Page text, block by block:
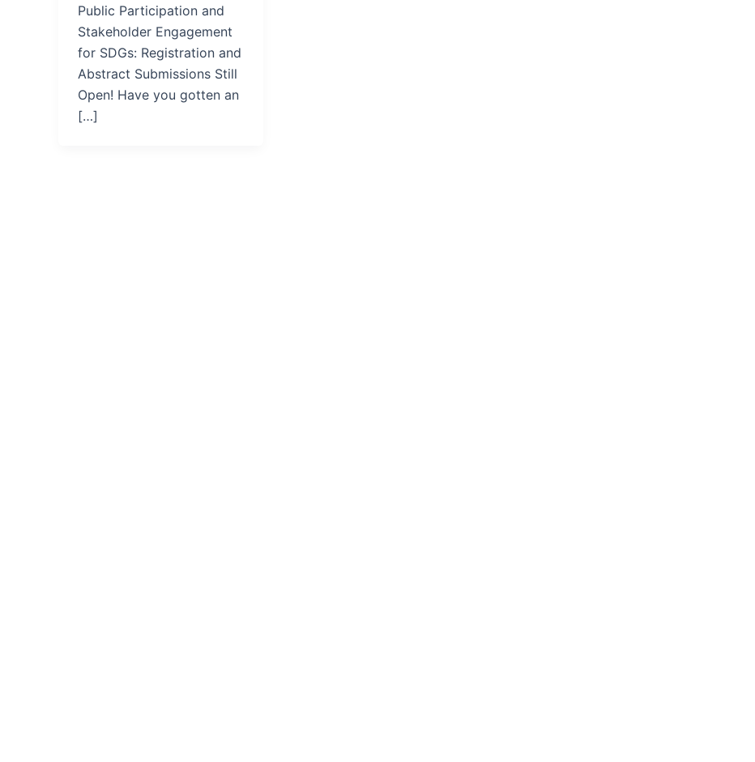
Public Participation and
Stakeholder Engagement
for SDGs: Registration and
Abstract Submissions Still
Open! Have you gotten an
[…]